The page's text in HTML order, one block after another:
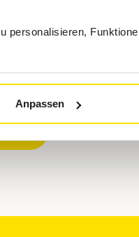
personalisieren,
Anpassen
Bestellen